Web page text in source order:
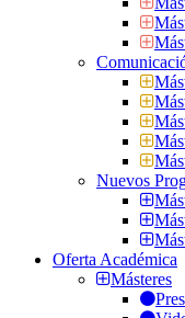
Nuevos
Oferta Académica
Másteres